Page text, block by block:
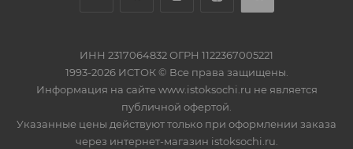
ИНН 2317064832 ОГРН 1122367005221
1993-2026 ИСТОК © Все права защищены.
Информация на сайте www.istoksochi.ru не является
публичной офертой.
Указанные цены действуют только при оформлении заказа
через интернет-магазин istoksochi.ru.